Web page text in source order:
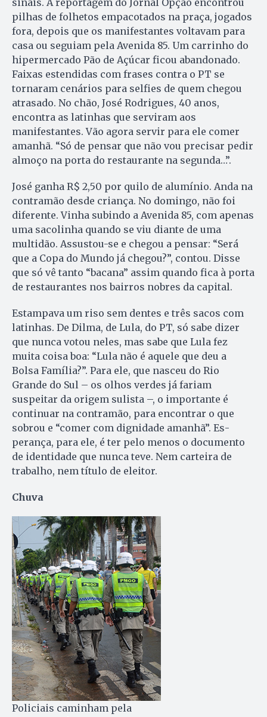
sinais. A reportagem do Jornal Opção encontrou
pilhas de folhetos empacotados na praça, jogados
fora, depois que os manifestantes voltavam para
casa ou seguiam pela Avenida 85. Um carrinho do
hipermercado Pão de Açúcar ficou abandonado.
Faixas estendidas com frases contra o PT se
tornaram cenários para selfies de quem chegou
atrasado. No chão, José Rodrigues, 40 anos,
encontra as latinhas que serviram aos
manifestantes. Vão agora servir para ele comer
amanhã. “Só de pensar que não vou precisar pedir
almoço na porta do restaurante na segunda…”.
José ganha R$ 2,50 por quilo de alumínio. Anda na
contramão desde criança. No domingo, não foi
diferente. Vinha subindo a Avenida 85, com apenas
uma sacolinha quando se viu diante de uma
multidão. Assus­tou-se e chegou a pensar: “Será
que a Copa do Mundo já chegou?”, contou. Disse
que só vê tanto “bacana” assim quando fica à porta
de restaurantes nos bairros nobres da capital.
Estampava um riso sem dentes e três sacos com
latinhas. De Dilma, de Lula, do PT, só sabe dizer
que nunca votou neles, mas sabe que Lula fez
muita coisa boa: “Lula não é aquele que deu a
Bolsa Família?”. Para ele, que nasceu do Rio
Grande do Sul – os olhos verdes já fariam
suspeitar da origem sulista –, o importante é
continuar na contramão, para encontrar o que
sobrou e “comer com dignidade a­manhã”. Es­
perança, para ele, é ter pe­lo menos o documento
de identidade que nunca teve. Nem carteira de
trabalho, nem título de eleitor.
Chuva
Policiais caminham pela